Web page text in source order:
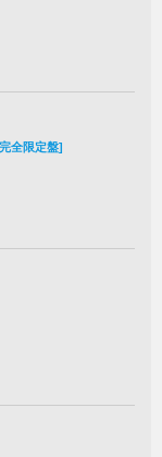
全限定盤]